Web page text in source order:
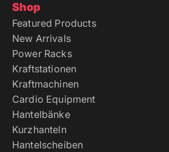
Shop
Featured Products
New Arrivals
Power Racks
Kraftstationen
Kraftmachinen
Cardio Equipment
Hantelbänke
Kurzhanteln
Hantelscheiben